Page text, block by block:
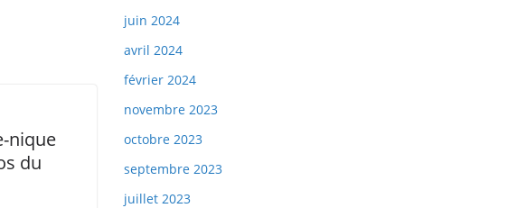
nique
du
juin 2024
avril 2024
février 2024
novembre 2023
octobre 2023
septembre 2023
juillet 2023